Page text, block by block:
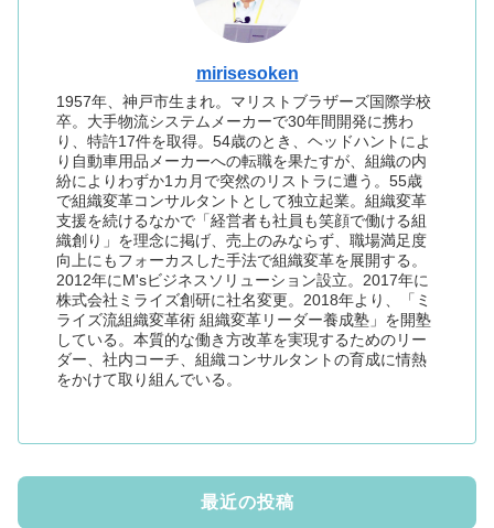
mirisesoken
1957年、神戸市生まれ。マリストブラザーズ国際学校
卒。大手物流システムメーカーで30年間開発に携わ
り、特許17件を取得。54歳のとき、ヘッドハントによ
り自動車用品メーカーへの転職を果たすが、組織の内
紛によりわずか1カ月で突然のリストラに遭う。55歳
で組織変革コンサルタントとして独立起業。組織変革
支援を続けるなかで「経営者も社員も笑顔で働ける組
織創り」を理念に掲げ、売上のみならず、職場満足度
向上にもフォーカスした手法で組織変革を展開する。
2012年にM'sビジネスソリューション設立。2017年に
株式会社ミライズ創研に社名変更。2018年より、「ミ
ライズ流組織変革術 組織変革リーダー養成塾」を開塾
している。本質的な働き方改革を実現するためのリー
ダー、社内コーチ、組織コンサルタントの育成に情熱
をかけて取り組んでいる。
最近の投稿